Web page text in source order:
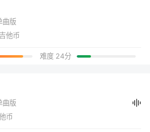
曲版
他币
难度 24分
曲版
币